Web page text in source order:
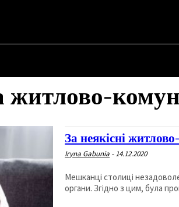
житлово-
За неякісні
Iryna Gabunia - 14.12.2020
Мешканці столиці
органи. Згідно з цим, була